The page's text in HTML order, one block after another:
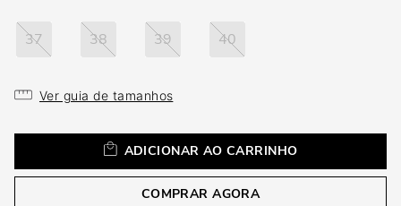
37 38 39 40
Ver guia de tamanhos
ADICIONAR AO CARRINHO
COMPRAR AGORA